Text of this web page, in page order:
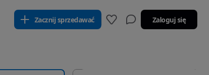
Zacznij sprzedawać Zaloguj się